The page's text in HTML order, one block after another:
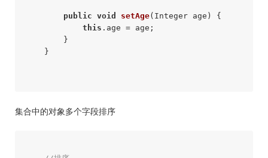
public void setAge(Integer age)
{
this .age = age;
        }
    }
集合中的对象多个字段排序